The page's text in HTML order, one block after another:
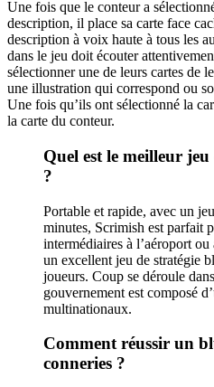
Une fois que le conteur a
description, il place sa carte face
description à voix haute à tous les
dans le jeu doit écouter
sélectionner une de leurs cartes de
une illustration qui correspond ou
Une fois qu’ils ont sélectionné la
la carte du conteur.
Quel est le meilleur
?
Portable et rapide, avec un
minutes, Scrimish est parfait
intermédiaires à l’aéroport
un excellent jeu de stratégie
joueurs. Coup se déroule
gouvernement est composé
multinationaux.
Comment réussir un
conneries ?